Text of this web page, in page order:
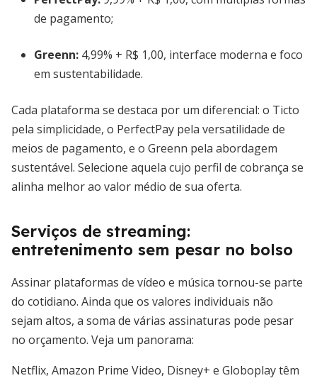
de pagamento;
Greenn: 4,99% + R$ 1,00, interface moderna e foco
em sustentabilidade.
Cada plataforma se destaca por um diferencial: o Ticto
pela simplicidade, o PerfectPay pela versatilidade de
meios de pagamento, e o Greenn pela abordagem
sustentável. Selecione aquela cujo perfil de cobrança se
alinha melhor ao valor médio de sua oferta.
Serviços de streaming:
entretenimento sem pesar no bolso
Assinar plataformas de vídeo e música tornou-se parte
do cotidiano. Ainda que os valores individuais não
sejam altos, a soma de várias assinaturas pode pesar
no orçamento. Veja um panorama:
Netflix, Amazon Prime Video, Disney+ e Globoplay têm